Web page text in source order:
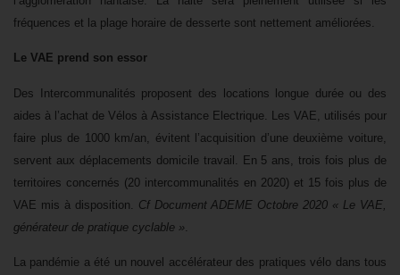
fréquences et la plage horaire de desserte sont nettement améliorées.
Le VAE prend son essor
Des Intercommunalités proposent des locations longue durée ou des
aides à l’achat de Vélos à Assistance Electrique. Les VAE, utilisés pour
faire plus de 1000 km/an, évitent l’acquisition d’une deuxième voiture,
servent aux déplacements domicile travail. En 5 ans, trois fois plus de
territoires concernés (20 intercommunalités en 2020) et 15 fois plus de
VAE mis à disposition. Cf Document ADEME Octobre 2020 « Le VAE,
générateur de pratique cyclable »
La pandémie a été un nouvel accélérateur des pratiques vélo dans tous